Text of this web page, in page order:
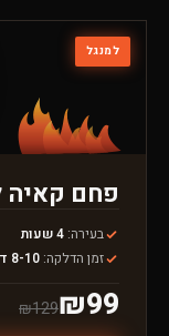
למנגל
פחם קאיה
בעירה: 4 שעות
זמן הדלקה: 8-10 דק'
₪99
₪129